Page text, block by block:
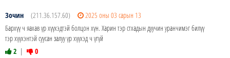
Зочин (211.36.157.60)
2025 оны 03 сарын 13
Бархүү ч яахав үр хүүхэдтэй болцон хүн. Харин тэр стхадын дуучин уранчимэг билүү
тэр хүүхэнтэй суусан залуу үр хүүхэд ч үгүй
2 | 0